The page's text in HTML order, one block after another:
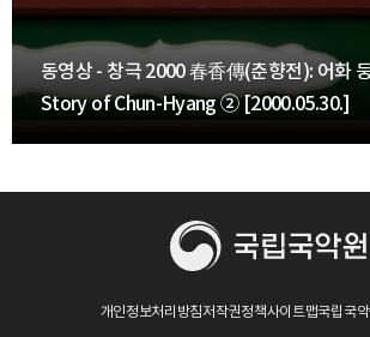
동영상 - 창극 2000 春香傳(춘향전): 어화
Story of Chun-Hyang ② [2000.05.30.]
개인정보처리방침저작권정책사이트맵국립국